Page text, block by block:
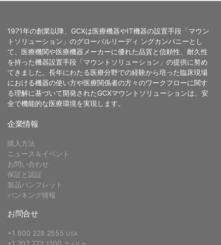
1971年の創業以降、GCXは医療機器やIT機器の設置手段「マウン
トソリューション」のグローバルリーディ ングカンパニーとし
て、医療機関や医療機器メーカーに優れた品質と信頼性、耐久性
を持った機器設置手段「マウントソリューション」の提供に努め
てきました。長年にわたる医療分野での経験から培った臨床現場
における機器の使い方や医療関係者の方々のワークフローに関す
る理解に基づいて開発されたGCXマウントソリューションは、安
全で機能的な医療環境を実現します。
企業情報
購入方法
ニュース＆イベント
お問い合わせ
保証と認証
製品パンフレット
バンキング情報
お問合せ
+1 800 228 2555 USA